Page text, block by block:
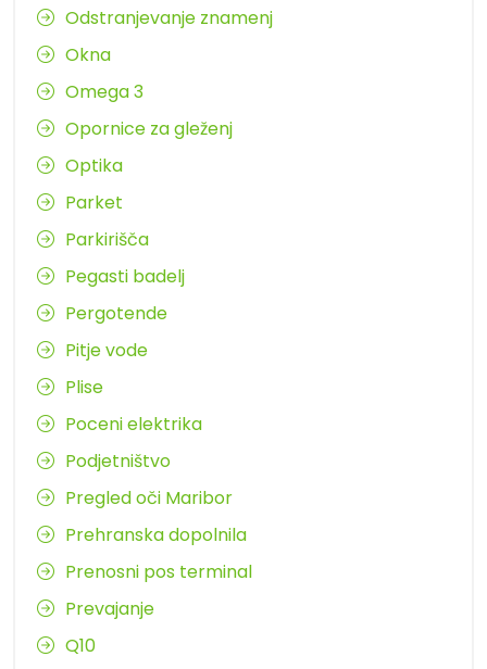
Odstranjevanje znamenj
Okna
Omega 3
Opornice za gleženj
Optika
Parket
Parkirišča
Pegasti badelj
Pergotende
Pitje vode
Plise
Poceni elektrika
Podjetništvo
Pregled oči Maribor
Prehranska dopolnila
Prenosni pos terminal
Prevajanje
Q10